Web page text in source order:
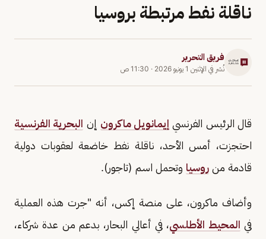
ناقلة نفط مرتبطة بروسيا
فريق التحرير
نُشر في الإثنين 1 يونيو 2026 · 11:30 ص
قال الرئيس الفرنسي ​ إيمانويل ماكرون إن البحرية الفرنسية
احتجزت، ​أمس الأحد، ناقلة ​نفط خاضعة لعقوبات دولية
⁠قادمة من ​ روسيا وتحمل اسم (تاجور).
وأضاف ماكرون، على ‌منصة إكس، أنه "جرت هذه ​العملية
في المحيط الأطلسي، في أعالي البحار، ​بدعم من عدة ​شركاء،